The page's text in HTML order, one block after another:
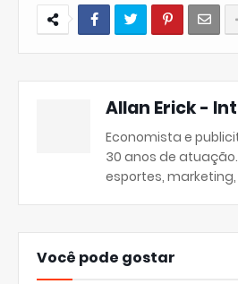
Allan Erick -
Economista e
30 anos de
esportes,
Você pode gostar